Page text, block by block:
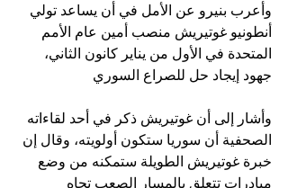
وأعرب بنيرو عن الأمل في أن يساعد تولي
أنطونيو غوتيريش منصب أمين عام الأمم
المتحدة في الأول من يناير كانون الثاني،
جهود إيجاد حل للصراع السوري
وأشار إلى أن غوتيريش ذكر في أحد لقاءاته
الصحفية أن سوريا ستكون أولويته، وقال إن
خبرة غوتيريش الطويلة ستمكنه من وضع
مبادرات تتعلق بالمسار الصعب تجاه